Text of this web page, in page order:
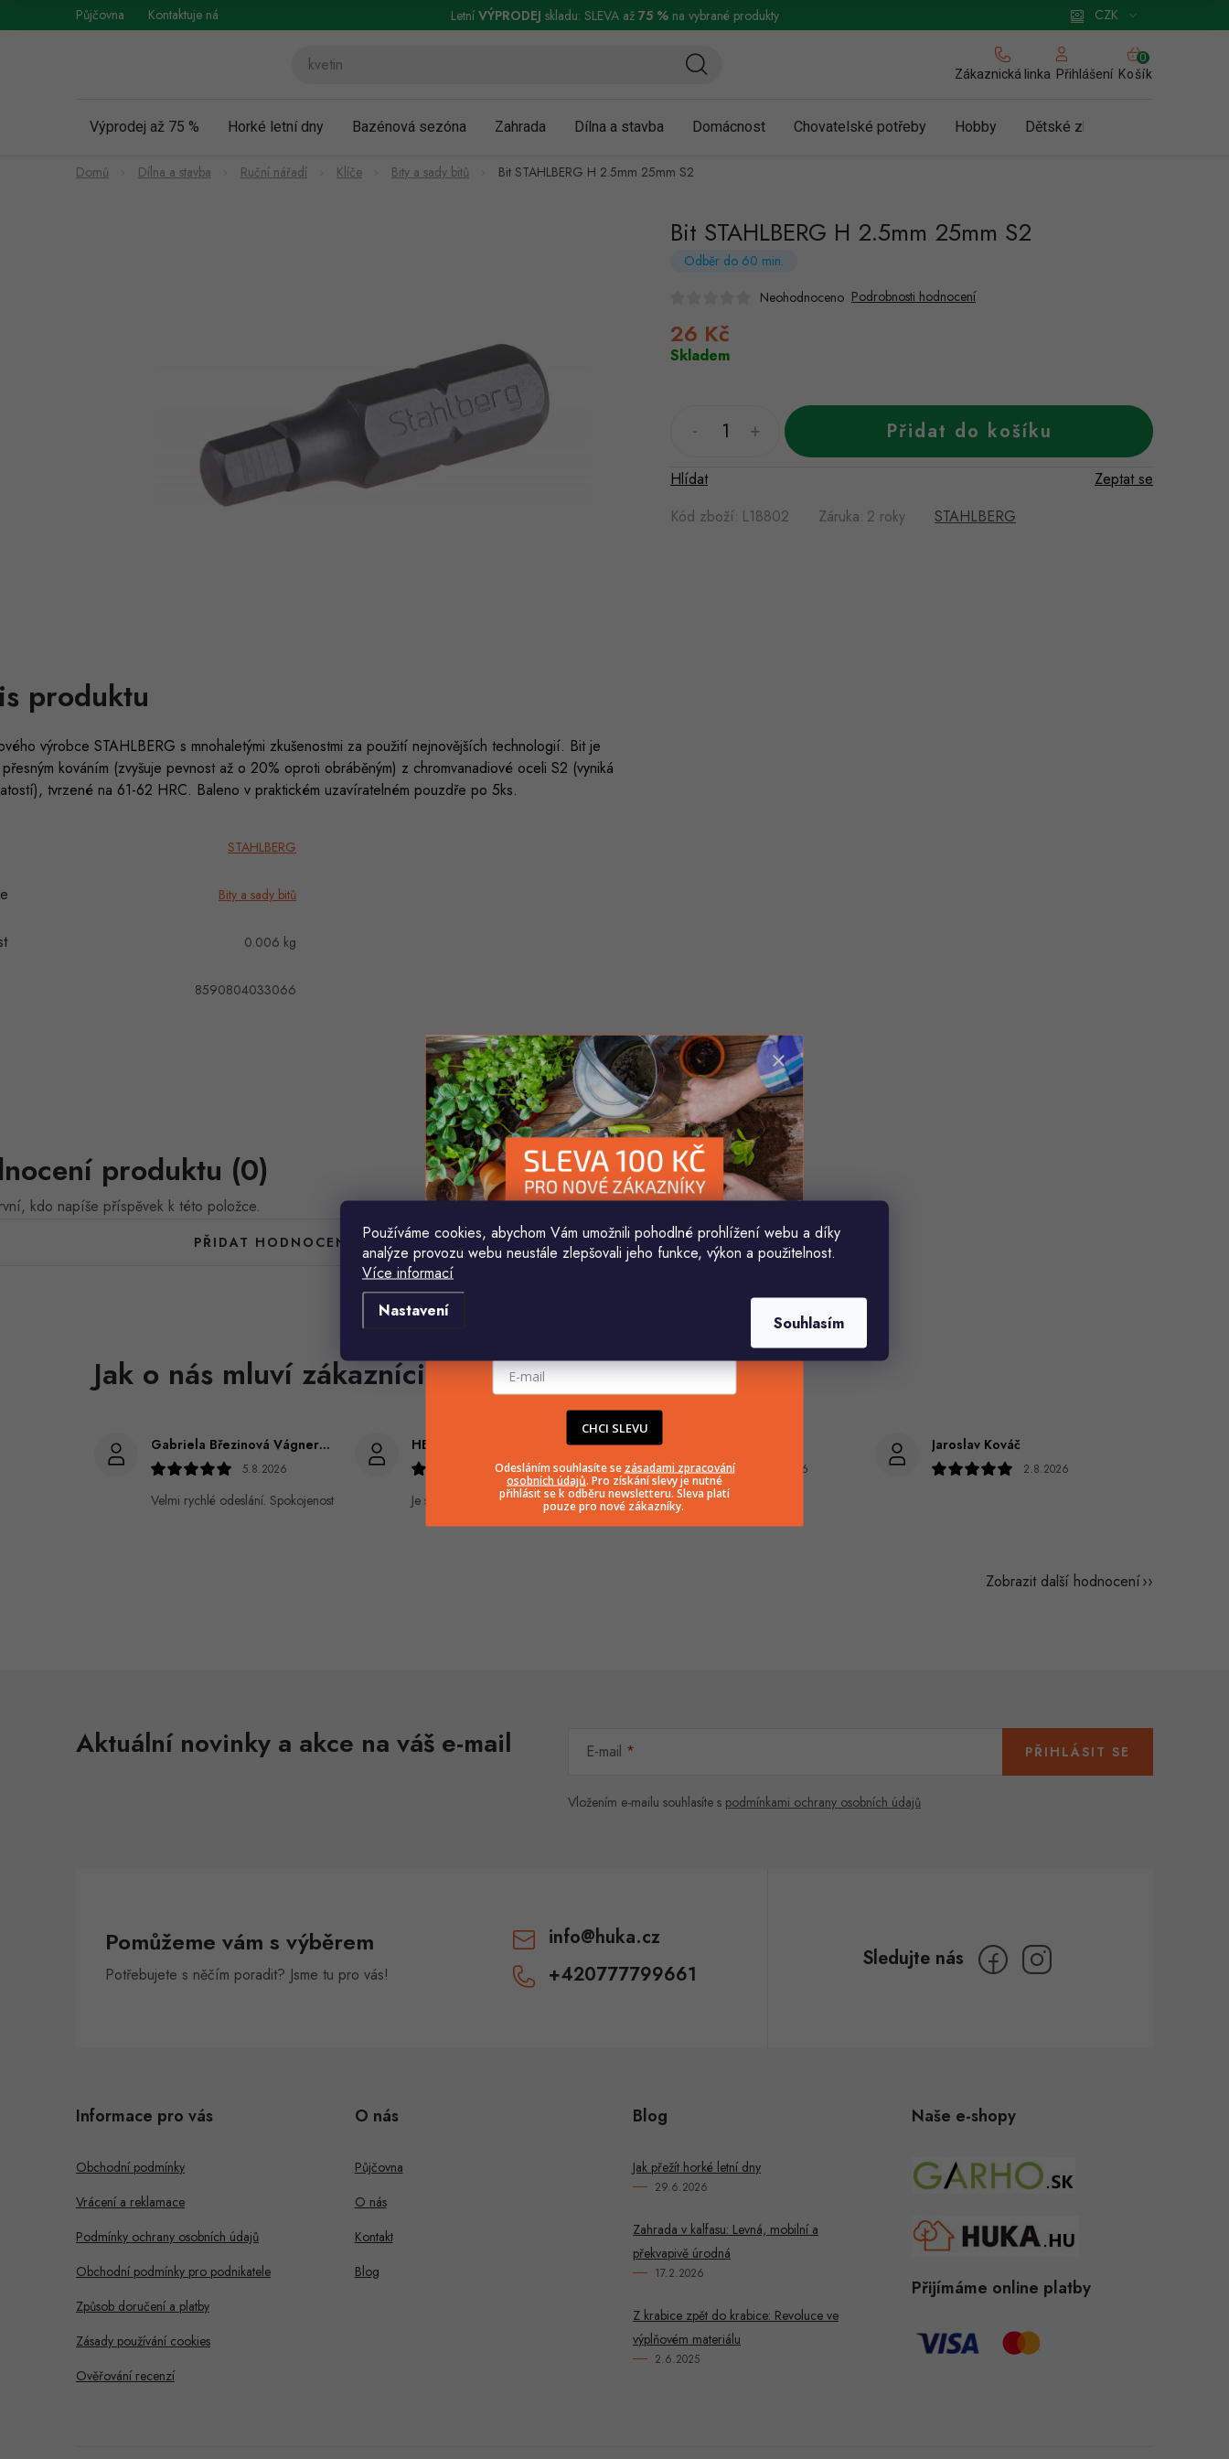
Používáme cookies, abychom Vám umožnili pohodlné prohlížení webu a díky
analýze provozu webu neustále zlepšovali jeho funkce, výkon a použitelnost.
Více informací
Nastavení
Souhlasím
na
Půjčovna Kontaktuje nás Vrácení a reklamace Podmínky ochrany osobních údajů Obchodní podmínky pro podnikatele Zásady používání cookies
CZK
LetníVÝPRODEJ skladu: SLEVA až 75 %na vybrané produkty
Zákaznická linka Přihlášení
NÁKUPNÍ
KOŠÍK
Košík
Výprodej až 75 % Horké letní dny Bazénová sezóna Zahrada Dílna a stavba Domácnost Chovatelské potřeby Hobby Dětské zboží a hračky
Domů Dílna a stavba Ruční nářadí Klíče Bity a sady bitů Bit STAHLBERG H 2.5mm 25mm S2
Bit STAHLBERG H 2.5mm 25mm S2
Odběr do 60 min.
Neohodnoceno Podrobnosti hodnocení
26 Kč
cena:
Skladem
Přidat do košíku
Kód zboží: L18802 Záruka: 2 roky STAHLBERG
Zeptat se
Hlídat
produktu
výrobce STAHLBERG s mnohaletými zkušenostmi za použití nejnovějších technologií. Bit je
kováním (zvyšuje pevnost až o 20% oproti obráběným) z chromvanadiové oceli S2 (vyniká
tvrzené na 61-62 HRC. Baleno v praktickém uzavíratelném pouzdře po 5ks.
STAHLBERG
Bity a sady bitů
0.006 kg
8590804033066
produktu (0)
kdo napíše příspěvek k této položce.
PŘIDAT HODNOCENÍ
Gabriela Březinová Vágnerová
5.8.2026
Velmi rychlé odeslání. Spokojenost
HELENA MINAŘÍKOVÁ
5.8.2026
Je sice větší ale vypadá dobře
4.8.2026
Jaroslav Kováč
2.8.2026
Zobrazit další hodnocení
Aktuální novinky a akce na váš e-mail E-mail
Vložením e-mailu souhlasíte s podmínkami ochrany osobních údajů
PŘIHLÁSIT SE
Pomůžeme vám s výběrem
Potřebujete s něčím poradit? Jsme tu pro vás!
info@huka.cz
+420777799661
Informace pro vás
Obchodní podmínky
Vrácení a reklamace
Podmínky ochrany osobních údajů
Obchodní podmínky pro podnikatele
Způsob doručení a platby
Zásady používání cookies
Ověřování recenzí
O nás
Půjčovna
O nás
Kontakt
Blog
Blog
Jak přežít horké letní dny
29.6.2026
Zahrada v kalfasu: Levná, mobilní a
překvapivě úrodná
17.2.2026
Z krabice zpět do krabice: Revoluce ve
výplňovém materiálu
2.6.2025
Naše e-shopy
Přijímáme online platby
CHCI SLEVU
Odesláním souhlasíte se zásadami zpracování
osobních údajů. Pro získání slevy je nutné
přihlásit se k odběru newsletteru. Sleva platí
pouze pro nové zákazníky.